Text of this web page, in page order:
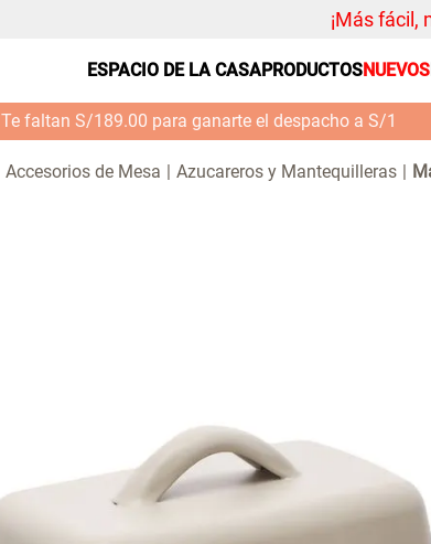
¡Más fácil,
ESPACIO DE LA CASAPRODUCTOSNUEVOS
Te faltan S/189.00 para ganarte el despacho a S/1
Accesorios de Mesa Azucareros y Mantequilleras
Cojin
Alfombra